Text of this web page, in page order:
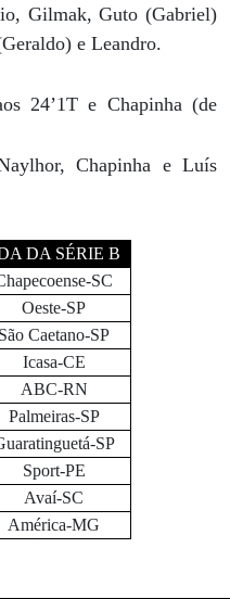
Gilmak, Guto (Gabriel)
e Leandro.
24’1T e Chapinha (de
Chapinha e Luís
DA SÉRIE B
SC
Oeste-SP
São Caetano-SP
Icasa-CE
ABC-RN
Palmeiras-SP
SP
Sport-PE
Avaí-SC
América-MG